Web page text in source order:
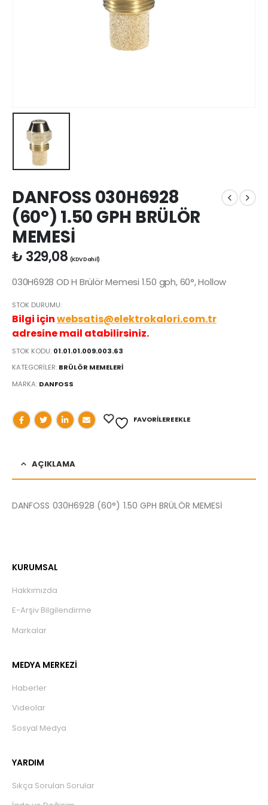
DANFOSS 030H6928
(60°) 1.50 GPH BRÜLÖR
MEMESİ
₺ 329,08 (KDV Dahil)
030H6928 OD H Brülör Memesi 1.50 gph, 60°, Hollow
STOK DURUMU:
Bilgi içinwebsatis@elektrokalori.com.tr
adresine mail atabilirsiniz.
STOK KODU: 01.01.01.009.003.63
KATEGORILER: BRÜLÖR MEMELERİ
MARKA: DANFOSS
FAVORILERE EKLE
AÇIKLAMA
DANFOSS 030H6928 (60°) 1.50 GPH BRÜLÖR MEMESİ
KURUMSAL
Hakkımızda
E-Arşiv Bilgilendirme
Markalar
MEDYA MERKEZİ
Haberler
Videolar
Sosyal Medya
YARDIM
Sıkça Sorulan Sorular